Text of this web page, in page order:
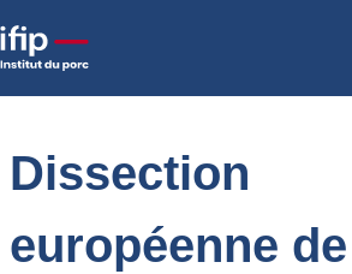
Accueil
Dissection
de porc : la poitrine*
Dissection
européenne